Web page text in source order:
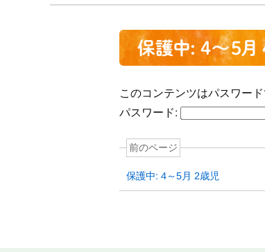
保護中: 4～5月
このコンテンツはパスワー
パスワード:
前のページ
保護中: 4～5月 2歳児